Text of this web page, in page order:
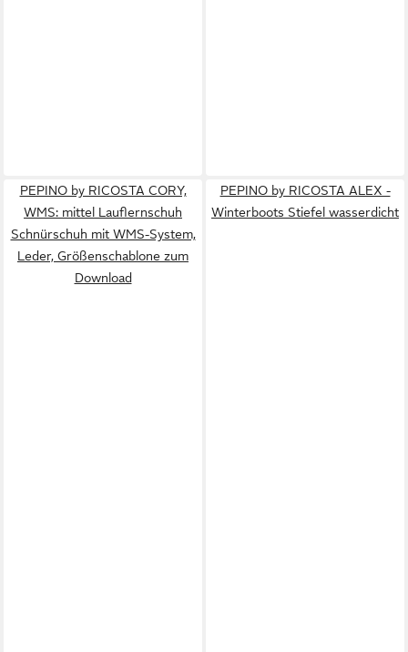
PEPINO by RICOSTA CORY,
WMS: mittel Lauflernschuh
Schnürschuh mit WMS-System,
Leder, Größenschablone zum
Download
PEPINO by RICOSTA ALEX -
Winterboots Stiefel wasserdicht